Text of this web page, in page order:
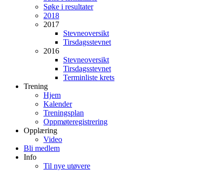
Søke i resultater
2018
2017
Stevneoversikt
Tirsdagsstevnet
2016
Stevneoversikt
Tirsdagsstevnet
Terminliste krets
Trening
Hjem
Kalender
Treningsplan
Oppmøteregistrering
Opplæring
Video
Bli medlem
Info
Til nye utøvere